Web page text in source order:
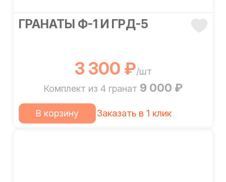
ГРАНАТЫ Ф-1 И ГРД-5
3 300 ₽/шт
Комплект из 4 гранат 9 000 ₽
В корзину Заказать в 1 клик